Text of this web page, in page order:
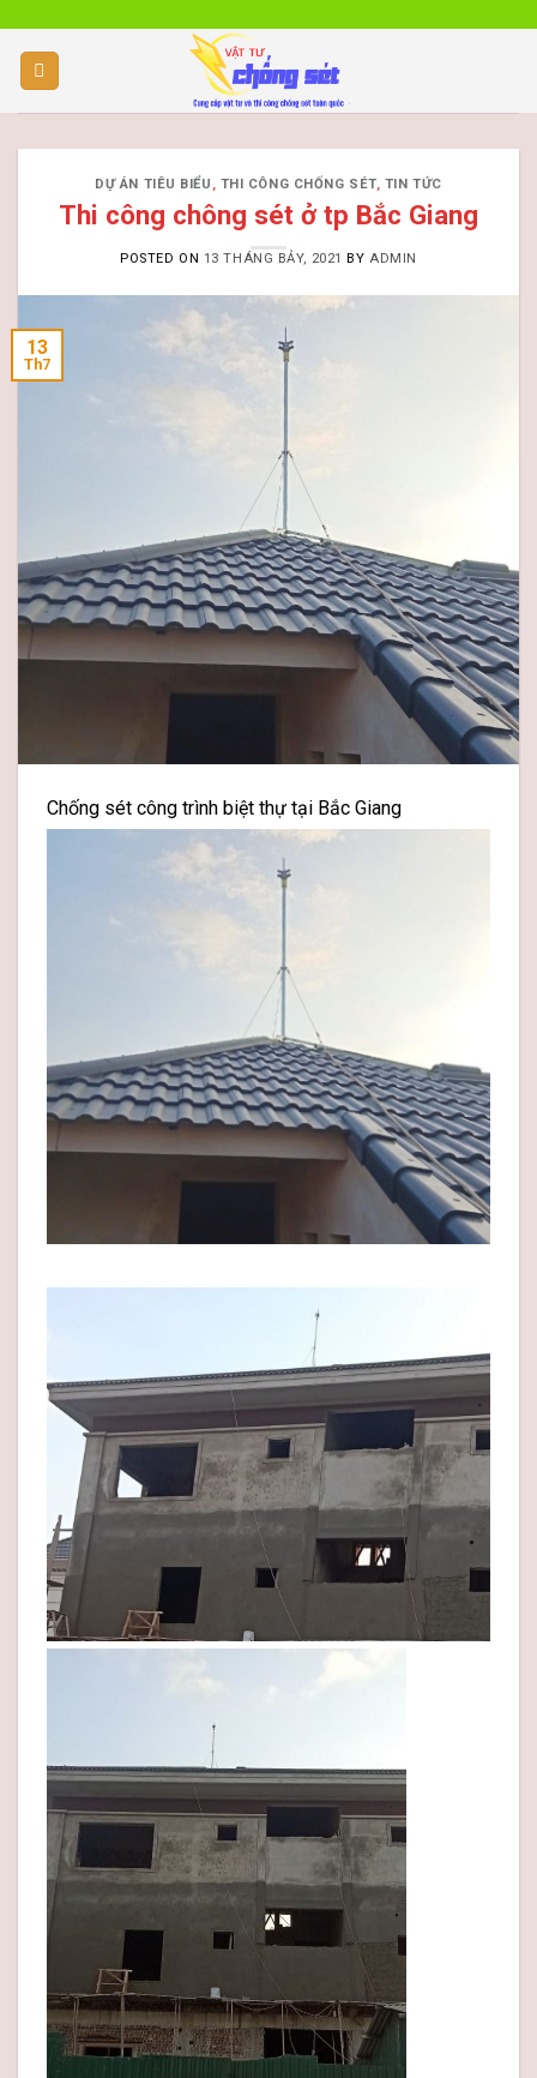
content
DỰ ÁN TIÊU BIỂU , THI CÔNG CHỐNG SÉT, TIN TỨC
Thi công chông sét ở tp Bắc Giang
POSTED ON 13 THÁNG BẢY, 2021 BYADMIN
13
Th7
Chống sét công trình biệt thự tại Bắc Giang